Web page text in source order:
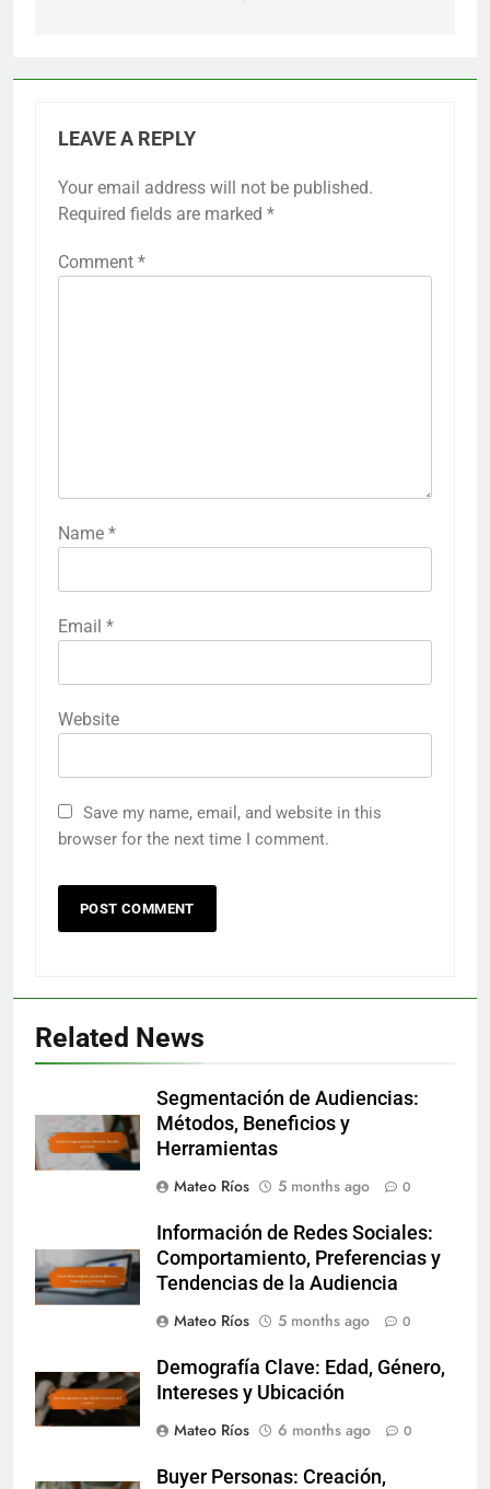
LEAVE A REPLY
Your email address will not be published.
Required fields are marked *
Comment *
Name *
Email *
Website
Save my name, email, and website in this
browser for the next time I comment.
Related News
Segmentación de Audiencias:
Métodos, Beneficios y
Herramientas
Mateo Ríos
5 months ago 0
Información de Redes Sociales:
Comportamiento, Preferencias y
Tendencias de la Audiencia
Mateo Ríos
5 months ago 0
Demografía Clave: Edad, Género,
Intereses y Ubicación
Mateo Ríos
6 months ago 0
Buyer Personas: Creación,